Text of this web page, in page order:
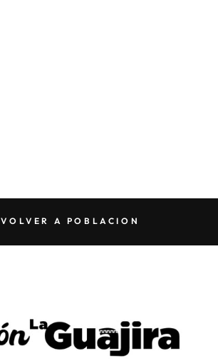
VOLVER A POBLACION